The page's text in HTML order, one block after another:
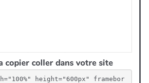
copier coller dans votre site
height="600px" framebor